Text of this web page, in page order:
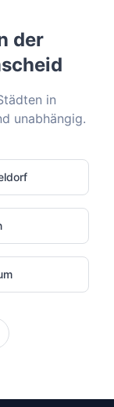
der
in
unabhängig.